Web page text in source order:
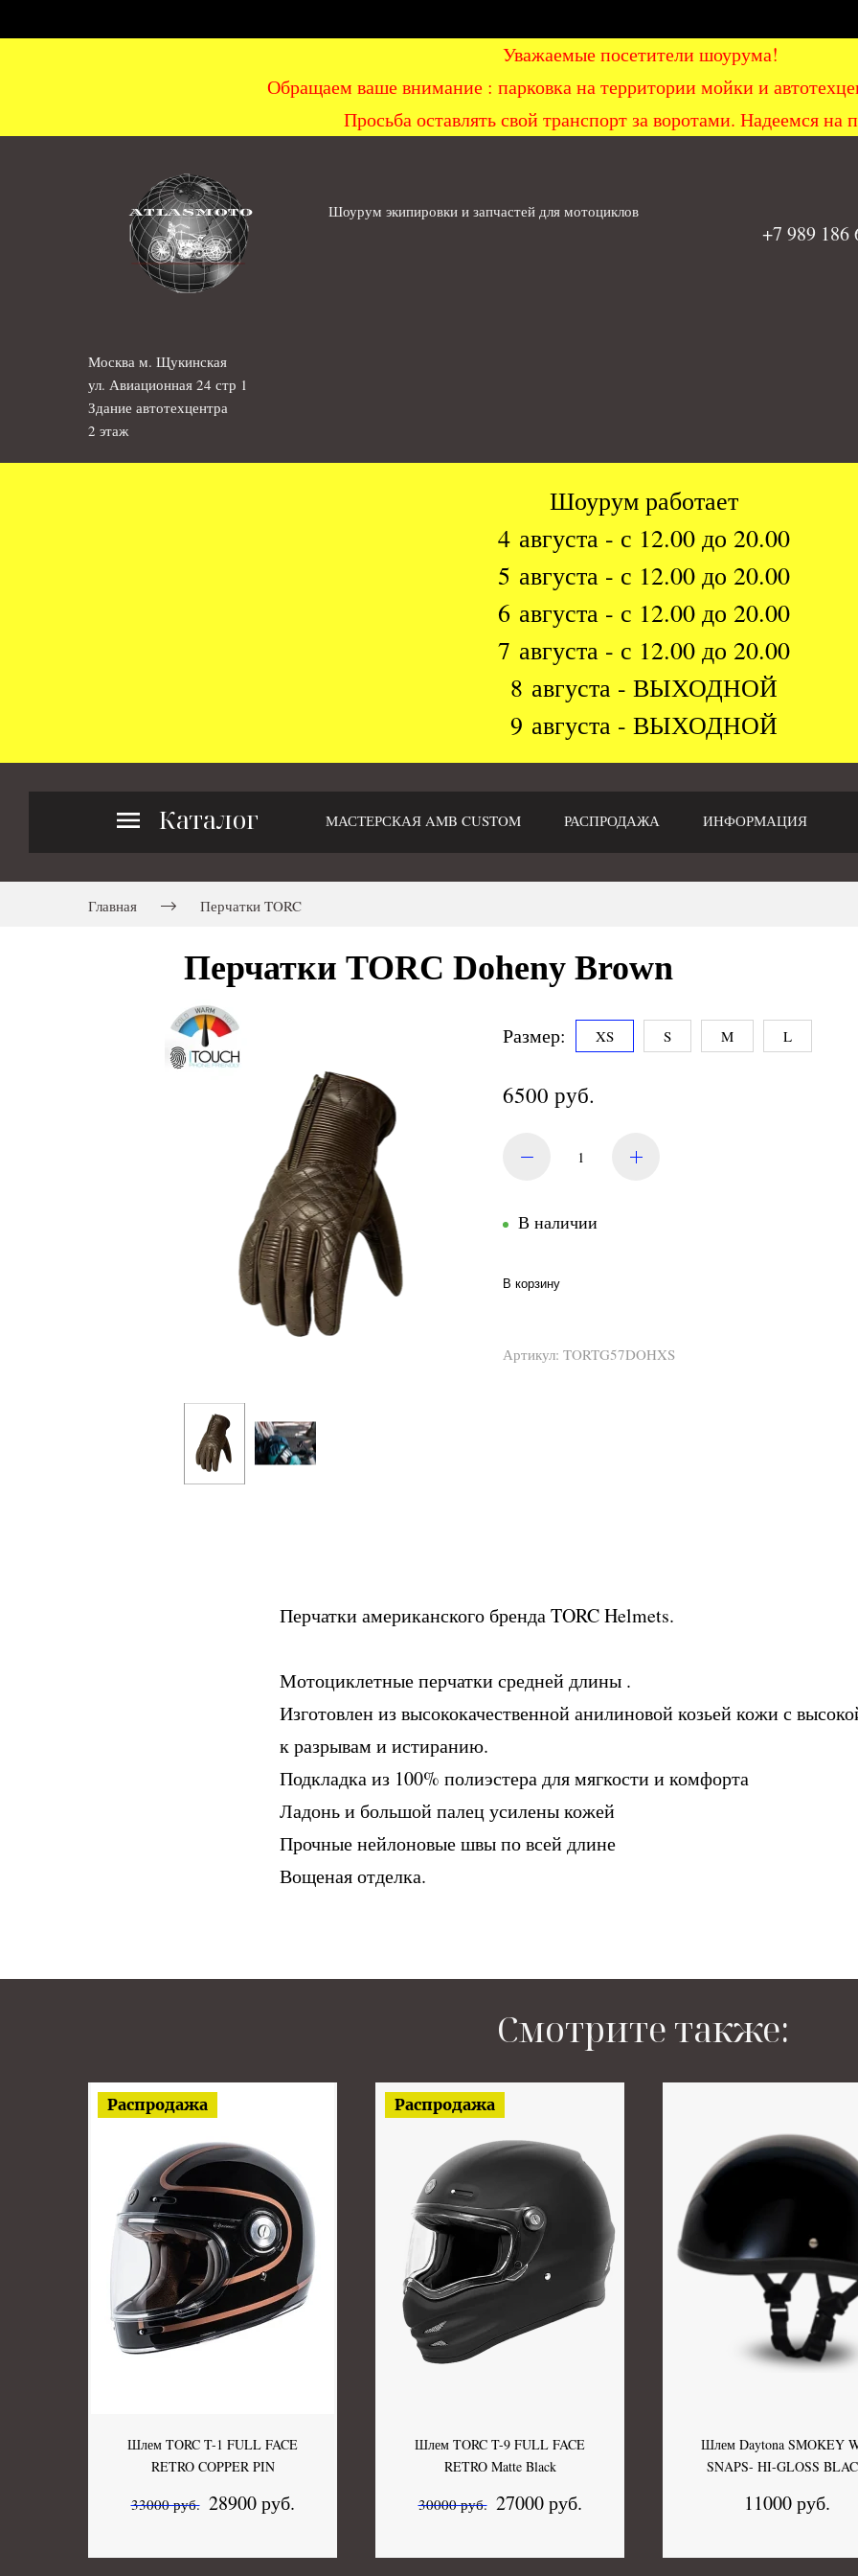
Уважаемые посетители шоурума!
Обращаем ваше внимание : парковка на территории мойки и
Просьба оставлять свой транспорт за воротами. Надеемся на
Шоурум экипировки и запчастей для мотоциклов
+7 989
Москва м. Щукинская
ул. Авиационная 24 стр 1
Здание автотехцентра
2 этаж
Шоурум работает
4 августа - с 12.00 до 20.00
5 августа - с 12.00 до 20.00
6 августа - с 12.00 до 20.00
7 августа - с 12.00 до 20.00
8 августа - ВЫХОДНОЙ
9 августа - ВЫХОДНОЙ
Каталог МАСТЕРСКАЯ AMB CUSTOM РАСПРОДАЖА ИНФОРМАЦИЯ
Главная Перчатки TORC
Перчатки TORC Doheny Brown
Размер: XS S M L
6500 руб.
В наличии
В корзину
Артикул: TORTG57DOHXS
Перчатки американского бренда TORC Helmets.
Мотоциклетные перчатки средней длины . ​
Изготовлен из высококачественной анилиновой козьей кожи с
к разрывам и истиранию.
Подкладка из 100% полиэстера для мягкости и комфорта
Ладонь и большой палец усилены кожей
Прочные нейлоновые швы по всей длине
Вощеная отделка.
Смотрите также:
Распродажа
Шлем TORC T-1 FULL FACE
RETRO COPPER PIN
33000 руб. 28900 руб.
Распродажа
Шлем TORC T-9 FULL FACE
RETRO Matte Black
30000 руб. 27000 руб.
Шлем Daytona SMOKEY
SNAPS- HI-GLOSS
11000 руб.